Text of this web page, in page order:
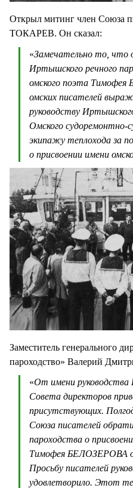
Открыл митинг член Союза
ТОКАРЕВ. Он сказал:
«Замечательно то, что
Иртышского речного
омского поэта
омских писателей
руководству
Омского судоремонтно-
экипажу теплохода за
о присвоении имени
Заместитель генерального
пароходство» Валерий
«От имени руководства
Совета директоров
присутствующих.
Союза писателей
пароходства о
Тимофея БЕЛОЗЕРОВА
Просьбу писателей
удовлетворило. Этот